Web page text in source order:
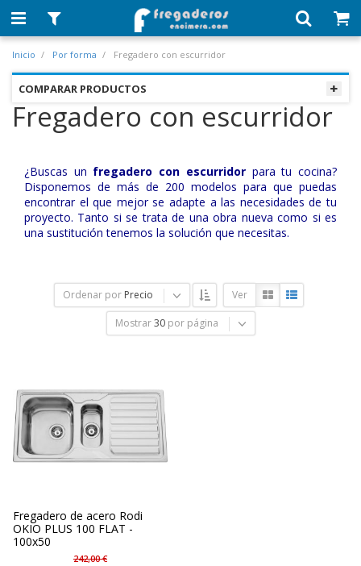
Inicio Por forma Fregadero con escurridor
COMPARAR PRODUCTOS
Fregadero con escurridor
¿Buscas un fregadero con escurridorpara tu cocina?
Disponemos de más de 200 modelos para que puedas
encontrar el que mejor se adapte a las necesidades de tu
proyecto. Tanto si se trata de una obra nueva como si es
una sustitución tenemos la solución que necesitas.
Ordenar por Precio Ver
Mostrar 30 por página
Fregadero de acero Rodi
OKIO PLUS 100 FLAT -
100x50
242,00 €